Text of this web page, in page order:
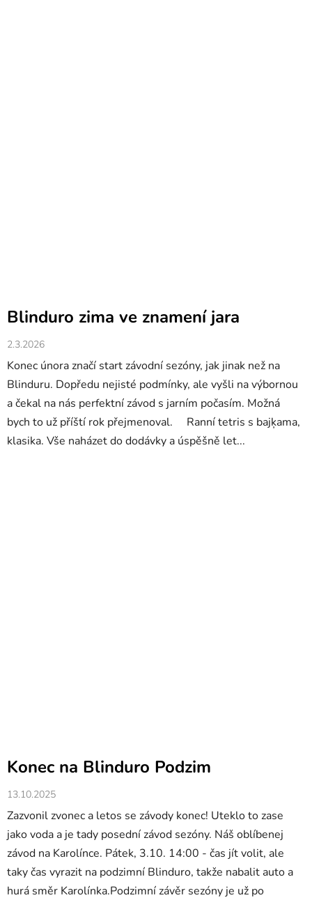
Blinduro zima ve znamení jara
2.3.2026
Konec února značí start závodní sezóny, jak jinak než na
Blinduru. Dopředu nejisté podmínky, ale vyšli na výbornou
a čekal na nás perfektní závod s jarním počasím. Možná
bych to už příští rok přejmenoval. Ranní tetris s bajķama,
klasika. Vše naházet do dodávky a úspěšně let...
Konec na Blinduro Podzim
13.10.2025
Zazvonil zvonec a letos se závody konec! Uteklo to zase
jako voda a je tady posední závod sezóny. Náš oblíbenej
závod na Karolínce. Pátek, 3.10. 14:00 - čas jít volit, ale
taky čas vyrazit na podzimní Blinduro, takže nabalit auto a
hurá směr Karolínka.Podzimní závěr sezóny je už po